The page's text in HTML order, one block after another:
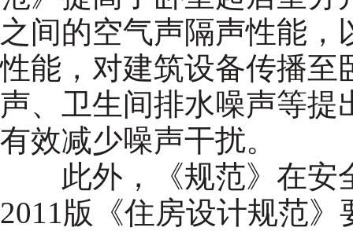
之间的空气声隔声性能
性能，对建筑设备传播至
声、卫生间排水噪声等提
有效减少噪声干扰。
此外，《规范》在安
2011版《住房设计规范